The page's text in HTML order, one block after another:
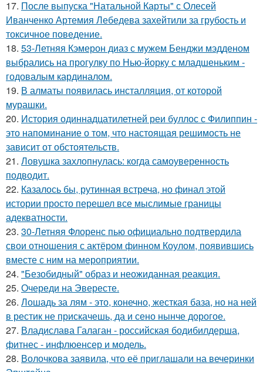
17. После выпуска "Натальной Карты" с Олесей
Иванченко Артемия Лебедева захейтили за грубость и
токсичное поведение.
18. 53-Летняя Кэмерон диаз с мужем Бенджи мэдденом
выбрались на прогулку по Нью-йорку с младшеньким -
годовалым кардиналом.
19. В алматы появилась инсталляция, от которой
мурашки.
20. История одиннадцатилетней реи буллос с Филиппин -
это напоминание о том, что настоящая решимость не
зависит от обстоятельств.
21. Ловушка захлопнулась: когда самоуверенность
подводит.
22. Казалось бы, рутинная встреча, но финал этой
истории просто перешел все мыслимые границы
адекватности.
23. 30-Летняя Флоренс пью официально подтвердила
свои отношения с актёром финном Коулом, появившись
вместе с ним на мероприятии.
24. "Безобидный" образ и неожиданная реакция.
25. Очереди на Эвересте.
26. Лошадь за лям - это, конечно, жесткая база, но на ней
в рестик не прискачешь, да и сено нынче дорогое.
27. Владислава Галаган - российская бодибилдерша,
фитнес - инфлюенсер и модель.
28. Волочкова заявила, что её приглашали на вечеринки